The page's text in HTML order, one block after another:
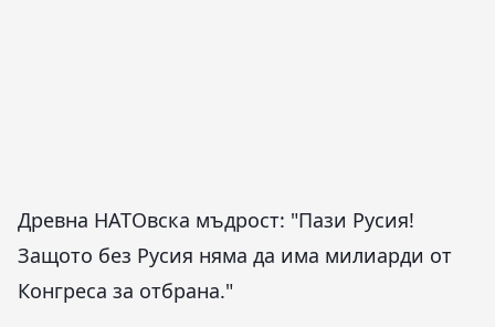
Древна НАТОвска мъдрост: "Пази Русия!
Защото без Русия няма да има милиарди от
Конгреса за отбрана."